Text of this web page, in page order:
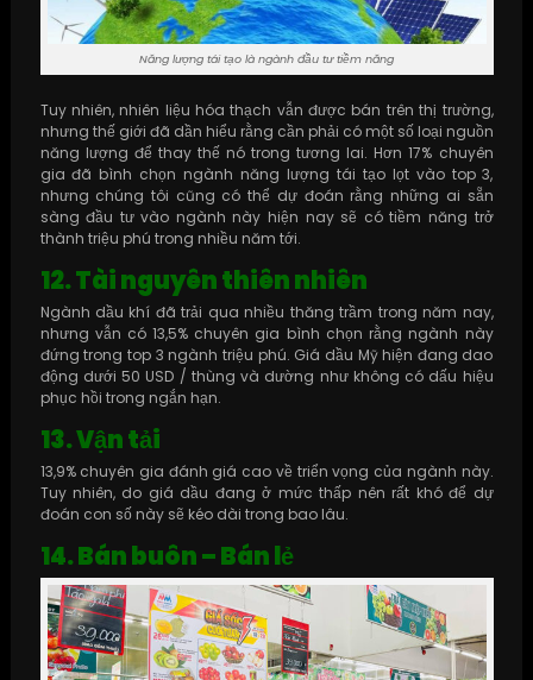
Năng lượng tái tạo là ngành đầu tư tiềm năng
Tuy nhiên, nhiên liệu hóa thạch vẫn được bán trên thị trường,
nhưng thế giới đã dần hiểu rằng cần phải có một số loại nguồn
năng lượng để thay thế nó trong tương lai. Hơn 17% chuyên
gia đã bình chọn ngành năng lượng tái tạo lọt vào top 3,
nhưng chúng tôi cũng có thể dự đoán rằng những ai sẵn
sàng đầu tư vào ngành này hiện nay sẽ có tiềm năng trở
thành triệu phú trong nhiều năm tới.
12. Tài nguyên thiên nhiên
Ngành dầu khí đã trải qua nhiều thăng trầm trong năm nay,
nhưng vẫn có 13,5% chuyên gia bình chọn rằng ngành này
đứng trong top 3 ngành triệu phú. Giá dầu Mỹ hiện đang dao
động dưới 50 USD / thùng và dường như không có dấu hiệu
phục hồi trong ngắn hạn.
13. Vận tải
13,9% chuyên gia đánh giá cao về triển vọng của ngành này.
Tuy nhiên, do giá dầu đang ở mức thấp nên rất khó để dự
đoán con số này sẽ kéo dài trong bao lâu.
14. Bán buôn – Bán lẻ